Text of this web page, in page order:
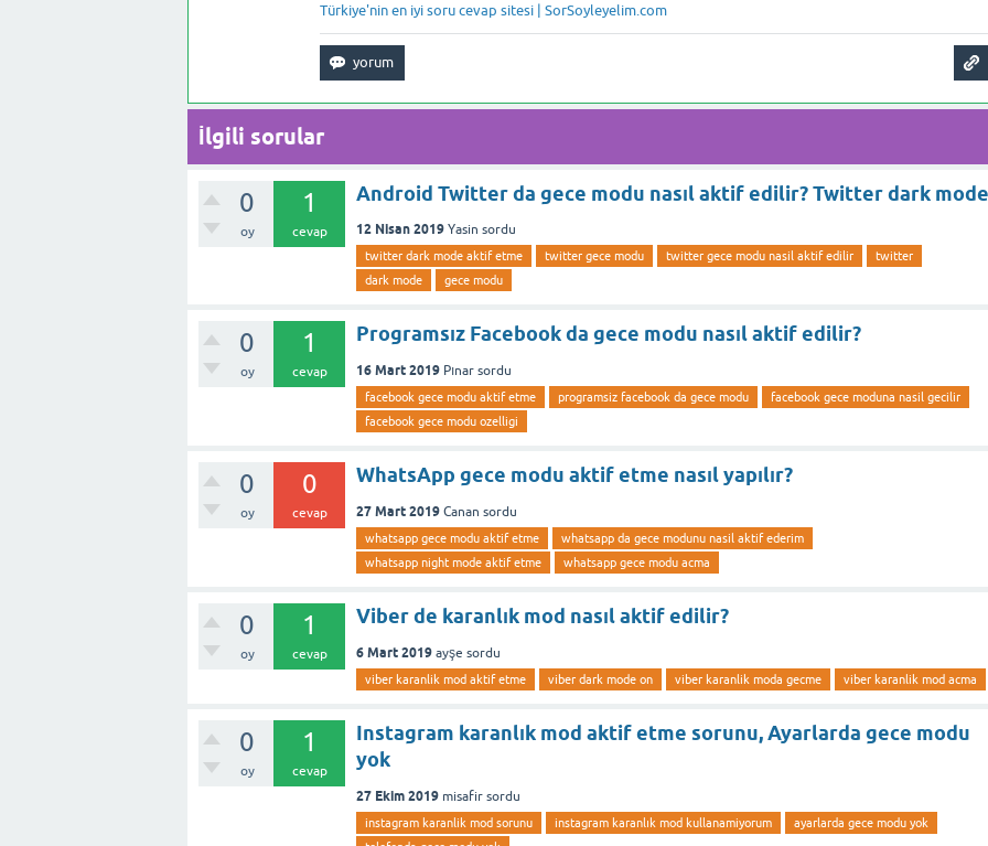
Türkiye'nin en iyi soru cevap sitesi | SorSoyleyelim.com
İlgili sorular
0
oy
1
cevap
Android Twitter da gece modu nasıl aktif edilir? Twitter dark mode
12 Nisan 2019 Yasin sordu
twitter dark mode aktif etme twitter gece modu twitter gece modu nasil aktif edilir
twitter
dark mode
gece modu
0
oy
1
cevap
Programsız Facebook da gece modu nasıl aktif edilir?
16 Mart 2019 Pınar sordu
facebook gece modu aktif etme programsiz facebook da gece modu
facebook gece moduna nasil gecilir
facebook gece modu ozelligi
0
oy
0
cevap
WhatsApp gece modu aktif etme nasıl yapılır?
27 Mart 2019 Canan sordu
whatsapp gece modu aktif etme
whatsapp da gece modunu nasil aktif ederim
whatsapp night mode aktif etme
whatsapp gece modu acma
0
oy
1
cevap
Viber de karanlık mod nasıl aktif edilir?
6 Mart 2019 ayşe sordu
viber karanlik mod aktif etme viber dark mode on viber karanlik moda gecme viber karanlik mod acma
0
oy
1
cevap
Instagram karanlık mod aktif etme sorunu, Ayarlarda gece modu
yok
27 Ekim 2019 misafir sordu
instagram karanlik mod sorunu instagram karanlık mod kullanamiyorum
ayarlarda gece modu yok